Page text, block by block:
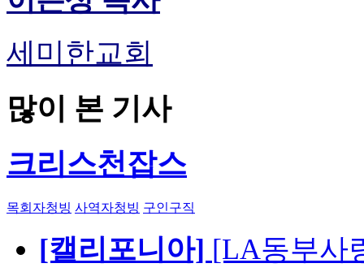
세미한교회
많이 본 기사
크리스천잡스
목회자청빙 사역자청빙 구인구직
[캘리포니아] [LA동부사